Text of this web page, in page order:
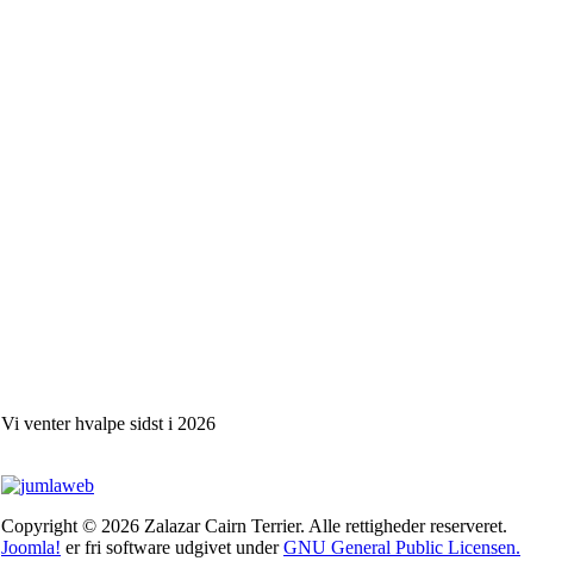
Vi venter hvalpe sidst i 2026
Copyright © 2026 Zalazar Cairn Terrier. Alle rettigheder reserveret.
Joomla! er fri software udgivet underGNU General Public Licensen.